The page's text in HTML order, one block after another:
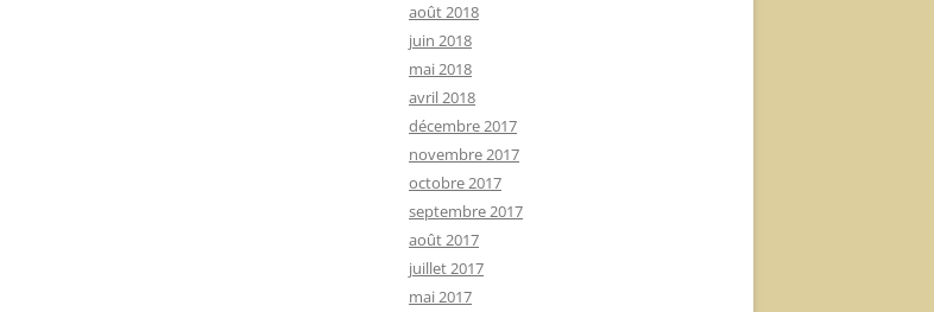
août 2018
juin 2018
mai 2018
avril 2018
décembre 2017
novembre 2017
octobre 2017
septembre 2017
août 2017
juillet 2017
mai 2017